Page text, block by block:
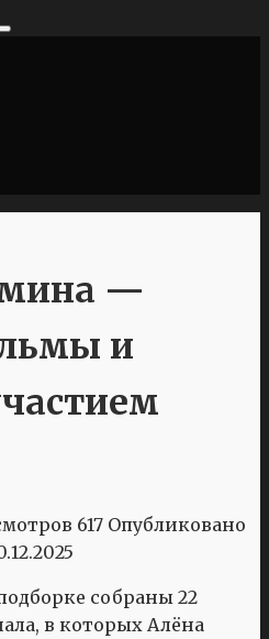
—
и
617 Опубликовано
собраны 22
в которых Алёна